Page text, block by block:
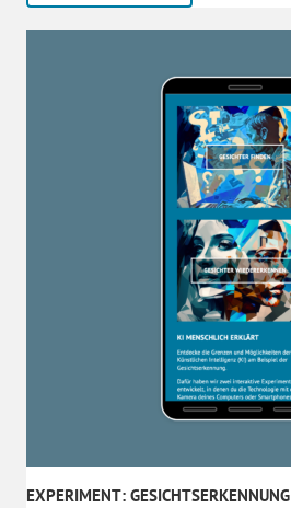
EXPERIMENT: GESICHTSERKENNUNG